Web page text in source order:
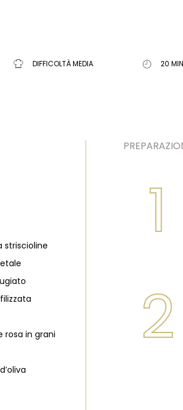
DIFFICOLTÀ MEDIA 20 MIN
striscioline
rosa in grani
1
2